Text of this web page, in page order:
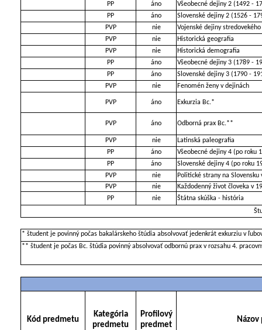
PP
áno
Všeobecné dejiny 2 (1492 -
PP
áno
Slovenské dejiny 2 (1526 -
PVP
nie
Vojenské dejiny
PVP
nie
Historická geografia
PVP
nie
Historická demografia
PP
áno
Všeobecné dejiny 3 (1789 -
PP
áno
Slovenské dejiny 3 (1790 -
PVP
nie Fenomén ženy v dejinách
PVP áno Exkurzia Bc.*
PVP áno Odborná prax Bc.**
PVP nie
Latinská paleografia
PP
áno
Všeobecné dejiny 4 (po roku
PP
áno
Slovenské dejiny 4 (po roku
PVP
nie
Politické strany na Slovensku
PVP
nie
Každodenný život človeka v
PP
nie
Štátna skúška - história
* študent je povinný počas bakalárskeho štúdia absolvovať jedenkrát exkurziu v
** študent je počas Bc. štúdia povinný absolvovať odbornú prax v rozsahu 4.
Kód predmetu
Kategória
predmetu
Profilový
predmet
Názov